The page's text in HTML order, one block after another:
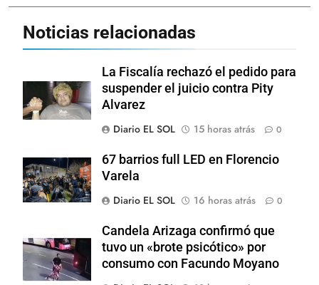
Noticias relacionadas
La Fiscalía rechazó el pedido para
suspender el juicio contra Pity
Alvarez
Diario EL SOL
15 horas atrás 0
67 barrios full LED en Florencio
Varela
Diario EL SOL
16 horas atrás 0
Candela Arizaga confirmó que
tuvo un «brote psicótico» por
consumo con Facundo Moyano